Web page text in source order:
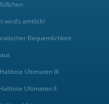
wird’s amtlich!
Bequemlichkeit
Haltlose Ultimaten III
Haltlose Ultimaten II